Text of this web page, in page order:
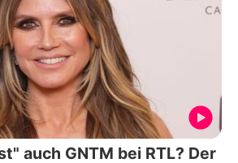
auch GNTM bei RTL? Der